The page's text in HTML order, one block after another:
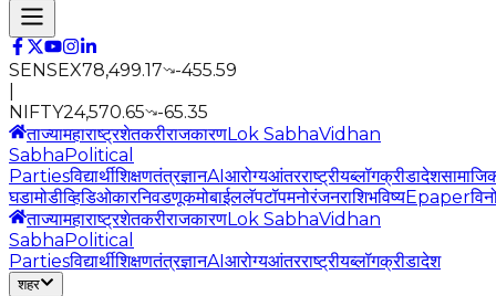
SENSEX78,499.17
-455.59
NIFTY24,570.65
-65.35
ताज्यामहाराष्ट्रशेतकरीराजकारणLok SabhaVidhan
SabhaPolitical
Partiesविद्यार्थीशिक्षणतंत्रज्ञानAIआरोग्यआंतरराष्ट्रीयब्लॉगक्रीडादेश
घडामोडीव्हिडिओकारनिवडणूकमोबाईललॅपटॉपमनोरंजनराशिभविष्यEpaper
ताज्यामहाराष्ट्रशेतकरीराजकारणLok SabhaVidhan
SabhaPolitical
Partiesविद्यार्थीशिक्षणतंत्रज्ञानAIआरोग्यआंतरराष्ट्रीयब्लॉगक्रीडादेश
शहर